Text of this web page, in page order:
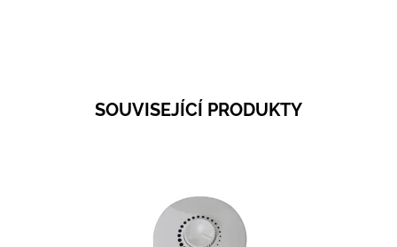
SOUVISEJÍCÍ PRODUKTY
Skladem 10
0999F